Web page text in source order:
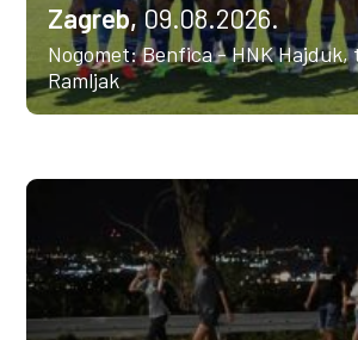
Zagreb, 09.08.2026.
Nogomet: Benfica - HNK Hajduk,
Ramljak